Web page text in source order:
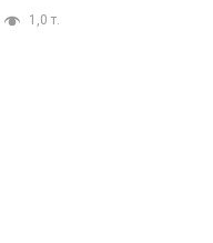
1,0 т.